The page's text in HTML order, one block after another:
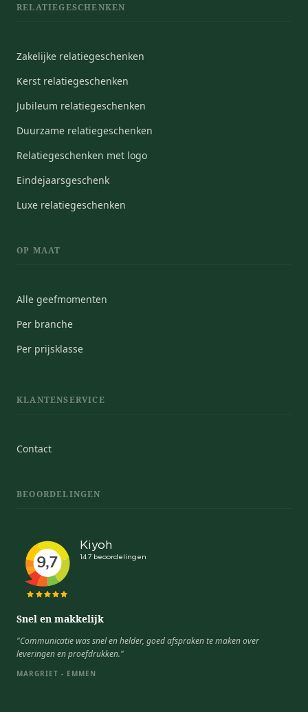
RELATIEGESCHENKEN
Zakelijke relatiegeschenken
Kerst relatiegeschenken
Jubileum relatiegeschenken
Duurzame relatiegeschenken
Relatiegeschenken met logo
Eindejaarsgeschenk
Luxe relatiegeschenken
OP MAAT
Alle geefmomenten
Per branche
Per prijsklasse
KLANTENSERVICE
Contact
BEOORDELINGEN
Snel en makkelijk
"Communicatie was snel en helder, goed afspraken te maken over
leveringen en proefdrukken."
MARGRIET - EMMEN